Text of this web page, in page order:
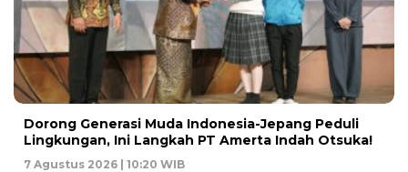
Dorong Generasi Muda Indonesia-Jepang Peduli
Lingkungan, Ini Langkah PT Amerta Indah Otsuka!
7 Agustus 2026 | 10:20 WIB